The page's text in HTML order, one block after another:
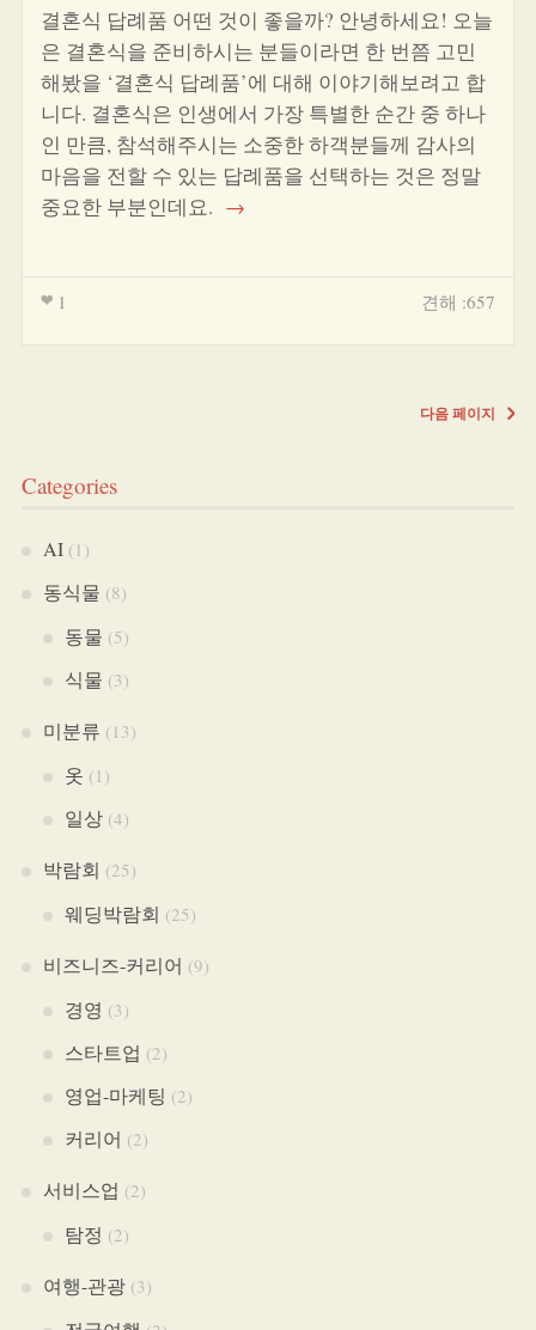
결혼식 답례품 어떤 것이 좋을까? 안녕하세요! 오늘
은 결혼식을 준비하시는 분들이라면 한 번쯤 고민
해봤을 ‘결혼식 답례품’에 대해 이야기해보려고 합
니다. 결혼식은 인생에서 가장 특별한 순간 중 하나
인 만큼, 참석해주시는 소중한 하객분들께 감사의
마음을 전할 수 있는 답례품을 선택하는 것은 정말
중요한 부분인데요. →
1 견해 :657
다음 페이지
Categories
AI(1)
동식물 (8)
동물 (5)
식물 (3)
미분류 (13)
옷 (1)
일상(4)
박람회 (25)
웨딩박람회 (25)
비즈니즈-커리어 (9)
경영 (3)
스타트업 (2)
영업-마케팅 (2)
커리어 (2)
서비스업 (2)
탐정 (2)
여행-관광(3)